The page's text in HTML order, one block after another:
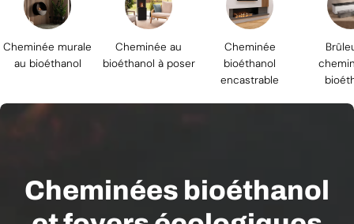
Cheminée murale
au bioéthanol
Cheminée au
bioéthanol à poser
Cheminée
bioéthanol
encastrable
Cheminées bioéthanol